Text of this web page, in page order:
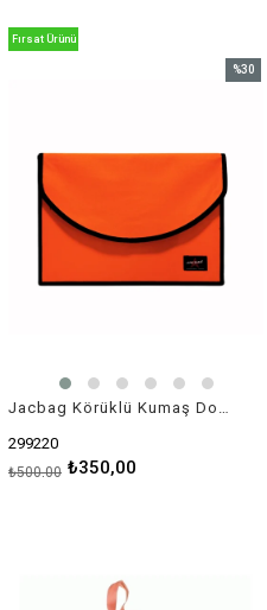
299220
₺350,00
₺500,00
%30
Fırsat Ürünü